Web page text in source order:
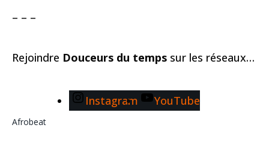
– – –
Rejoindre Douceurs du temps sur les réseaux…
Instagram YouTube
Afrobeat